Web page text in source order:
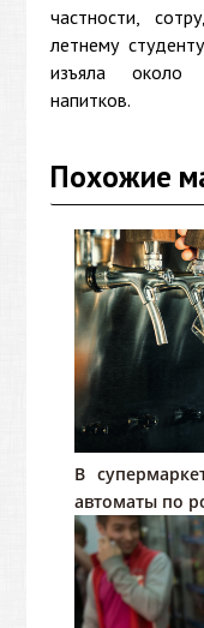
частности,
летнему
изъяла около
напитков.
Похожие
В
автоматы по